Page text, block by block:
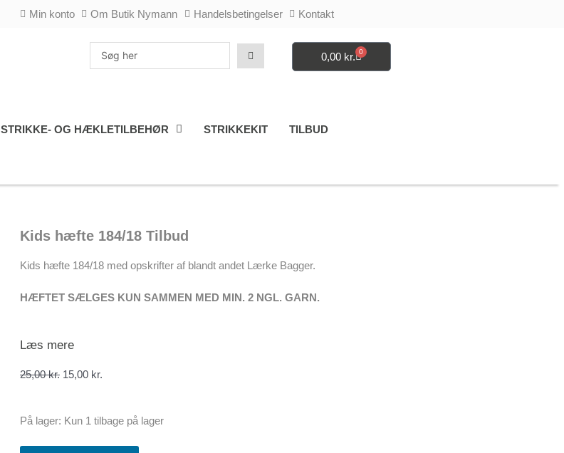
Min konto Om Butik Nymann Handelsbetingelser Kontakt
0,00 kr. 0
Kurv
STRIKKE- OG HÆKLETILBEHØR STRIKKEKIT TILBUD
Kids hæfte 184/18 Tilbud
Kids hæfte 184/18 med opskrifter af blandt andet Lærke Bagger.
HÆFTET SÆLGES KUN SAMMEN MED MIN. 2 NGL. GARN.
Læs mere
25,00kr. Den
var:
25,00 kr..
15,00 kr.
er:
15,00 kr..
På lager: Kun 1 tilbage på lager
Kids
184/18